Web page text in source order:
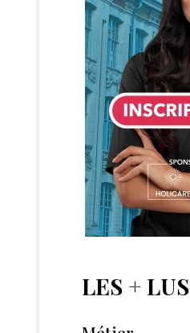
LES + LUS